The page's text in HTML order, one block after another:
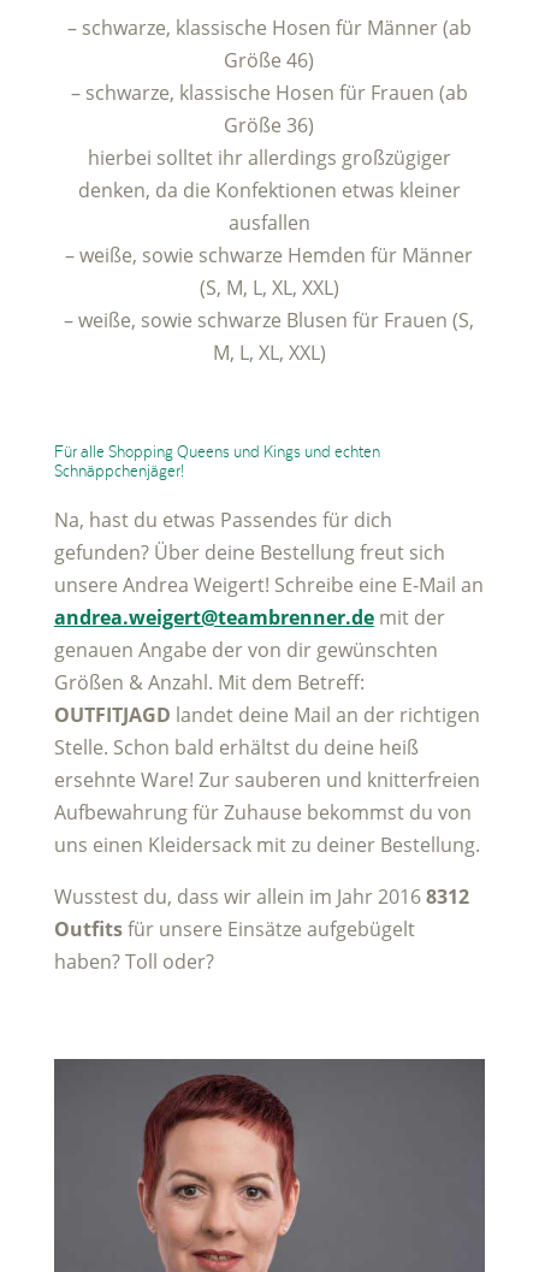
– schwarze, klassische Hosen für Männer (ab
Größe 46)
– schwarze, klassische Hosen für Frauen (ab
Größe 36)
hierbei solltet ihr allerdings großzügiger
denken, da die Konfektionen etwas kleiner
ausfallen
– weiße, sowie schwarze Hemden für Männer
(S, M, L, XL, XXL)
– weiße, sowie schwarze Blusen für Frauen (S,
M, L, XL, XXL)
Für alle Shopping Queens und Kings und echten
Schnäppchenjäger!
Na, hast du etwas Passendes für dich
gefunden? Über deine Bestellung freut sich
unsere Andrea Weigert! Schreibe eine E-Mail an
andrea.weigert@teambrenner.demit der
genauen Angabe der von dir gewünschten
Größen & Anzahl. Mit dem Betreff:
OUTFITJAGD landet deine Mail an der richtigen
Stelle. Schon bald erhältst du deine heiß
ersehnte Ware! Zur sauberen und knitterfreien
Aufbewahrung für Zuhause bekommst du von
uns einen Kleidersack mit zu deiner Bestellung.
Wusstest du, dass wir allein im Jahr 20168312
Outfitsfür unsere Einsätze aufgebügelt
haben? Toll oder?